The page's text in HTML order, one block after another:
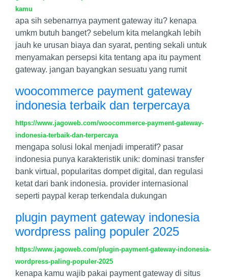
kamu
apa sih sebenarnya payment gateway itu? kenapa
umkm butuh banget? sebelum kita melangkah lebih
jauh ke urusan biaya dan syarat, penting sekali untuk
menyamakan persepsi kita tentang apa itu payment
gateway. jangan bayangkan sesuatu yang rumit
woocommerce payment gateway
indonesia terbaik dan terpercaya
https://www.jagoweb.com/woocommerce-payment-gateway-
indonesia-terbaik-dan-terpercaya
mengapa solusi lokal menjadi imperatif? pasar
indonesia punya karakteristik unik: dominasi transfer
bank virtual, popularitas dompet digital, dan regulasi
ketat dari bank indonesia. provider internasional
seperti paypal kerap terkendala dukungan
plugin payment gateway indonesia
wordpress paling populer 2025
https://www.jagoweb.com/plugin-payment-gateway-indonesia-
wordpress-paling-populer-2025
kenapa kamu wajib pakai payment gateway di situs